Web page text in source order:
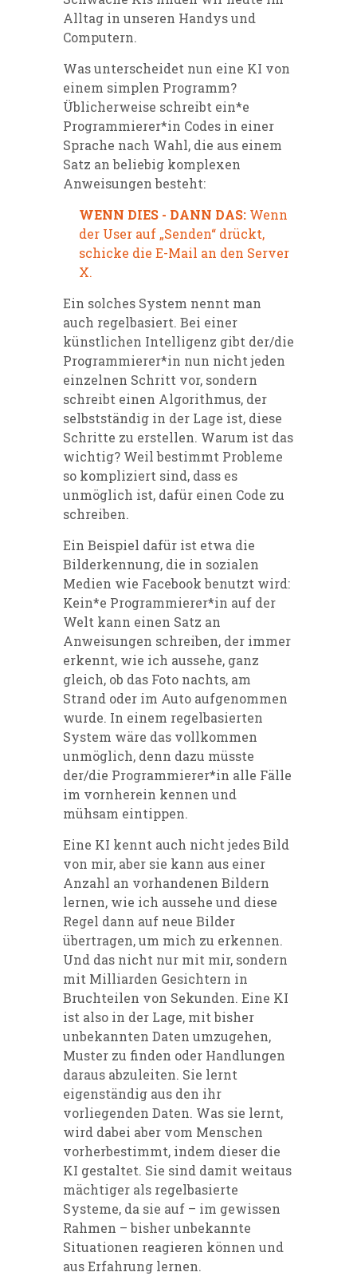
Alltag in unseren Handys und
Computern.
Was unterscheidet nun eine KI von
einem simplen Programm?
Üblicherweise schreibt ein*e
Programmierer*in Codes in einer
Sprache nach Wahl, die aus einem
Satz an beliebig komplexen
Anweisungen besteht:
WENN DIES - DANN DAS: Wenn
der User auf „Senden“ drückt,
schicke die E-Mail an den Server
X.
Ein solches System nennt man
auch regelbasiert. Bei einer
künstlichen Intelligenz gibt der/die
Programmierer*in nun nicht jeden
einzelnen Schritt vor, sondern
schreibt einen Algorithmus, der
selbstständig in der Lage ist, diese
Schritte zu erstellen. Warum ist das
wichtig? Weil bestimmt Probleme
so kompliziert sind, dass es
unmöglich ist, dafür einen Code zu
schreiben.
Ein Beispiel dafür ist etwa die
Bilderkennung, die in sozialen
Medien wie Facebook benutzt wird:
Kein*e Programmierer*in auf der
Welt kann einen Satz an
Anweisungen schreiben, der immer
erkennt, wie ich aussehe, ganz
gleich, ob das Foto nachts, am
Strand oder im Auto aufgenommen
wurde. In einem regelbasierten
System wäre das vollkommen
unmöglich, denn dazu müsste
der/die Programmierer*in alle Fälle
im vornherein kennen und
mühsam eintippen.
Eine KI kennt auch nicht jedes Bild
von mir, aber sie kann aus einer
Anzahl an vorhandenen Bildern
lernen, wie ich aussehe und diese
Regel dann auf neue Bilder
übertragen, um mich zu erkennen.
Und das nicht nur mit mir, sondern
mit Milliarden Gesichtern in
Bruchteilen von Sekunden. Eine KI
ist also in der Lage, mit bisher
unbekannten Daten umzugehen,
Muster zu finden oder Handlungen
daraus abzuleiten. Sie lernt
eigenständig aus den ihr
vorliegenden Daten. Was sie lernt,
wird dabei aber vom Menschen
vorherbestimmt, indem dieser die
KI gestaltet. Sie sind damit weitaus
mächtiger als regelbasierte
Systeme, da sie auf – im gewissen
Rahmen – bisher unbekannte
Situationen reagieren können und
aus Erfahrung lernen.